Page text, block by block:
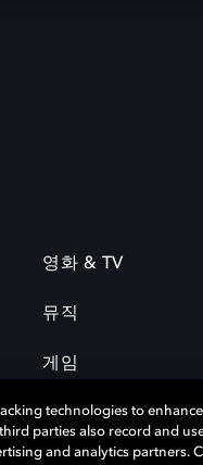
영화 & TV
뮤직
게임
technologies to
parties also record and
and analytics partners.